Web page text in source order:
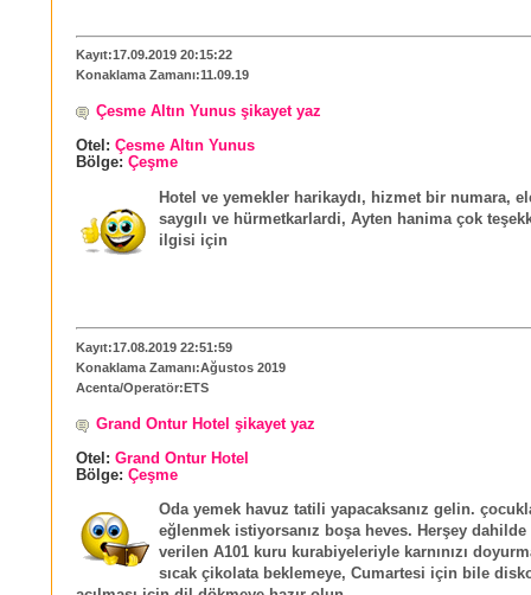
Kayıt:17.09.2019 20:15:22
Konaklama Zamanı:11.09.19
Çesme Altın Yunus şikayet yaz
Otel: Çesme Altın Yunus
Bölge: Çeşme
Hotel ve yemekler harikaydı, hizmet bir numara,
saygılı ve hürmetkarlardi, Ayten hanima çok
ilgisi için
Kayıt:17.08.2019 22:51:59
Konaklama Zamanı:Ağustos 2019
Acenta/Operatör:ETS
Grand Ontur Hotel şikayet yaz
Otel: Grand Ontur Hotel
Bölge: Çeşme
Oda yemek havuz tatili yapacaksanız gelin.
eğlenmek istiyorsanız boşa heves. Herşey dahilde
verilen A101 kuru kurabiyeleriyle karnınızı
sıcak çikolata beklemeye, Cumartesi için bile